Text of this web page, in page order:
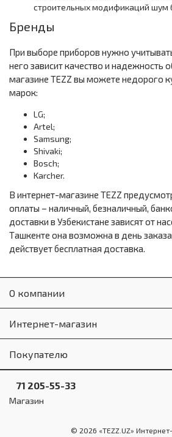
строительных модификаций шум
Бренды
При выборе приборов нужно
него зависит качество и надежность
магазине TEZZ вы можете недорого
марок:
LG;
Artel;
Samsung;
Shivaki;
Bosch;
Karcher.
В интернет-магазине TEZZ
оплаты – наличный, безналичный,
доставки в Узбекистане зависят от
Ташкенте она возможна в день
действует бесплатная доставка.
О компании
Интернет-магазин
Покупателю
71 205-55-33
Магазин
© 2026 «TEZZ.UZ»